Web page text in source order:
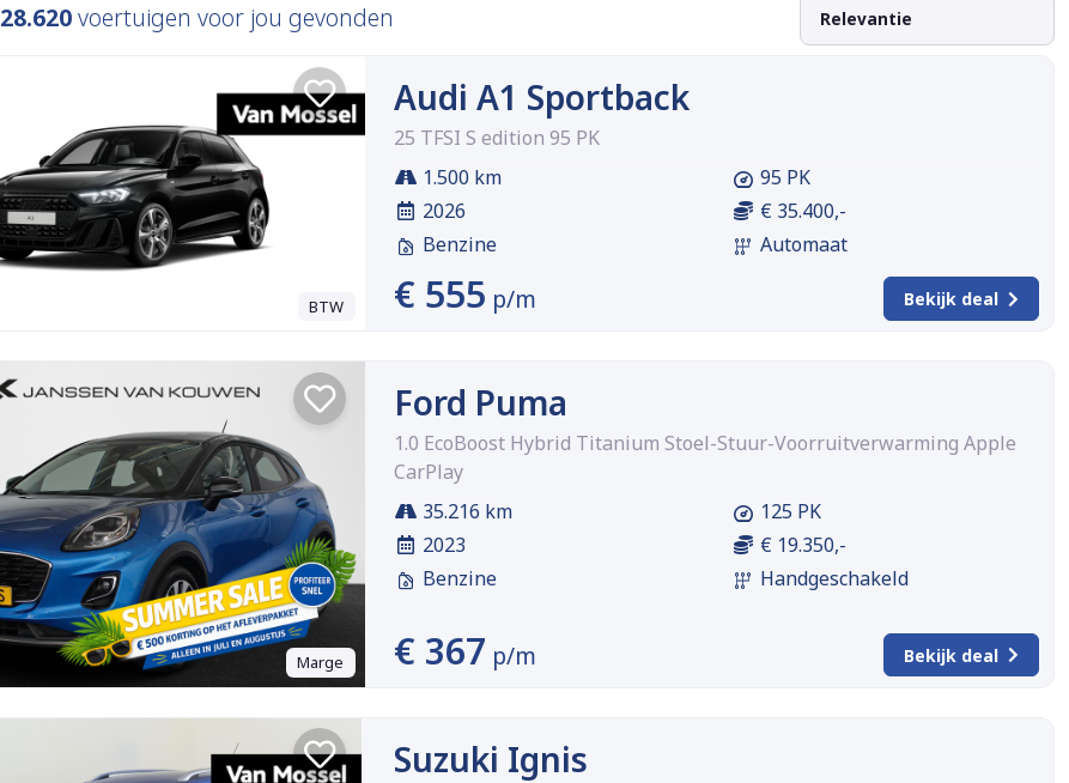
28.620voertuigen voor jou gevonden
BTW
Audi A1 Sportback
25 TFSI S edition 95 PK
1.500 km
2026
Benzine
95 PK
€ 35.400,-
Automaat
€ 555 p/m Bekijk deal
Marge
Ford Puma
1.0 EcoBoost Hybrid Titanium Stoel-Stuur-Voorruitverwarming Apple
CarPlay
35.216 km
2023
Benzine
125 PK
€ 19.350,-
Handgeschakeld
€ 367 p/m Bekijk deal
Suzuki Ignis